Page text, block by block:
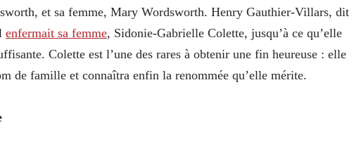
et sa femme, Mary Wordsworth. Henry Gauthier-Villars, dit
enfermait sa femme, Sidonie-Gabrielle Colette, jusqu’à ce qu’elle
Colette est l’une des rares à obtenir une fin heureuse : elle
de famille et connaîtra enfin la renommée qu’elle mérite.